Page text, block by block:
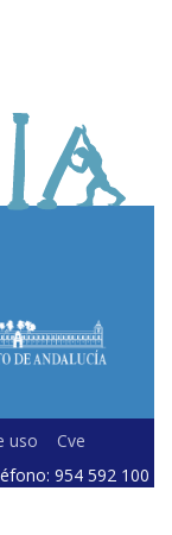
uso
Cve
954 592 100